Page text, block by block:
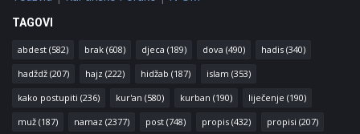
TAGOVI
abdest (582) brak (608) djeca (189) dova (490) hadis (340)
hadždž (207) hajz (222) hidžab (187) islam (353)
kako postupiti (236) kur'an (580) kurban (190) liječenje (190)
muž (187) namaz (2377) post (748) propis (432) propisi (207)